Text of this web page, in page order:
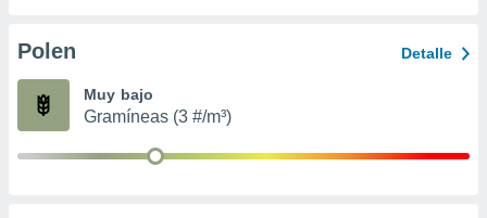
e
mediante
Polen Detalle
Muy bajo
Gramíneas (3 #/m³)